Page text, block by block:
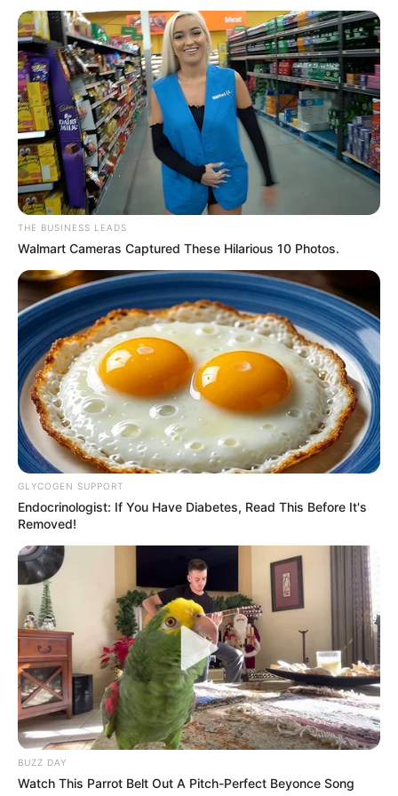
Οι 7 λύκοι στην Εύβοια έκαναν ένα βήμα
μπροστά. Όλοι μαζί όπως βλέπετε και στην
παρακάτω φωτογραφία.
Περισσότερα νέα από την Εύβοια
Η δίδυμη παραλία-έκπληξη της Εύβοιας: Μια
λωρίδα άμμου με θάλασσα και στις δύο
πλευρές, 90 λεπτά από Χαλκίδα
90 λεπτά από Χαλκίδα και νομίζεις ότι είσαι
Μαλδίβες – Αυτή είναι η δίδυμη παραλία της
Αγίας Άννας
Κύμη Εύβοιας: Παράτησε την πόλη,
μετακόμισε σε χωριό και έκανε το όνειρό της
πραγματικότητα
Ακολουθήστε το evianews.com στοGoogle
News
ΤΑ ΠΙΟ ΔΗΜΟΦΙΛΗ
THE BUSINESS LEADS
Walmart Cameras Captured These Hilarious 10 Photos.
GLYCOGEN SUPPORT
Endocrinologist: If You Have Diabetes, Read This Before It's
Removed!
BUZZ DAY
Watch This Parrot Belt Out A Pitch-Perfect Beyonce Song